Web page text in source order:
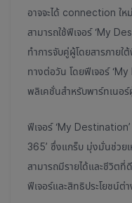
อาจจะได้ connection ใ
สามารถใช้ฟีเจอร์ ‘My
ทำการจับคู่ผู้โดยสารภายใ
ทางต่อวัน โดยฟีเจอร์
พลิเคชั่นสำหรับพาร์ทเนอ
ฟีเจอร์ ‘My
365’ ซึ่งแกร็บ มุ่งมั่นช่วย
สามารถมีรายได้และชีวิ
ฟีเจอร์และสิทธิประโยชน์ต่